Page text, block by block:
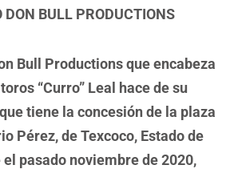
DON BULL PRODUCTIONS
Bull Productions que encabeza
“Curro” Leal hace de su
tiene la concesión de la plaza
Pérez, de Texcoco, Estado de
pasado noviembre de 2020,